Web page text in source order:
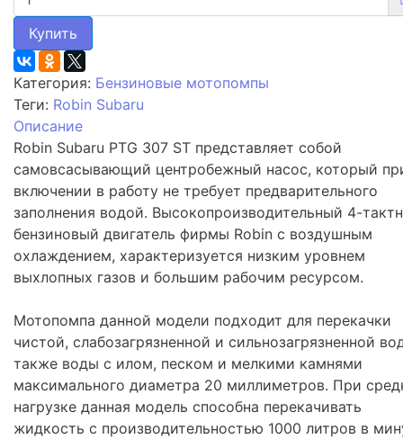
Купить
Категория: Бензиновые мотопомпы
Теги: Robin Subaru
Описание
Robin Subaru PTG 307 ST представляет собой
самовсасывающий центробежный насос, который
включении в работу не требует предварительного
заполнения водой. Высокопроизводительный 4-
бензиновый двигатель фирмы Robin с воздушным
охлаждением, характеризуется низким уровнем
выхлопных газов и большим рабочим ресурсом.
Мотопомпа данной модели подходит для перекачки
чистой, слабозагрязненной и сильнозагрязненной
также воды с илом, песком и мелкими камнями
максимального диаметра 20 миллиметров. При
нагрузке данная модель способна перекачивать
жидкость с производительностью 1000 литров в